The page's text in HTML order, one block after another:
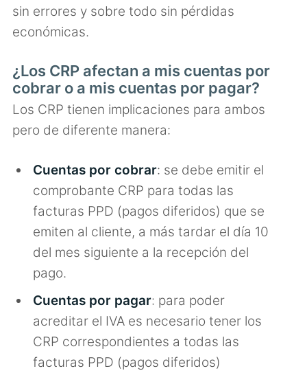
sin errores y sobre todo sin pérdidas
económicas.
¿Los CRP afectan a mis cuentas por
cobrar o a mis cuentas por pagar?
Los CRP tienen implicaciones para ambos
pero de diferente manera:
Cuentas por cobrar: se debe emitir el
comprobante CRP para todas las
facturas PPD (pagos diferidos) que se
emiten al cliente, a más tardar el día 10
del mes siguiente a la recepción del
pago.
Cuentas por pagar: para poder
acreditar el IVA es necesario tener los
CRP correspondientes a todas las
facturas PPD (pagos diferidos)